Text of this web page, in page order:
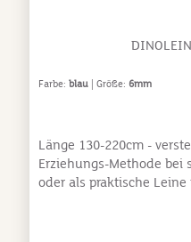
Farbe: blau | Größe: 6mm
Länge 130-220cm -
Erziehungs-Methode bei
oder als praktische